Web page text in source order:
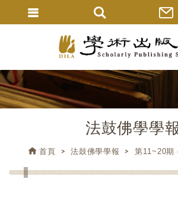
法鼓佛學學報
首頁 法鼓佛學學報 第11~20期